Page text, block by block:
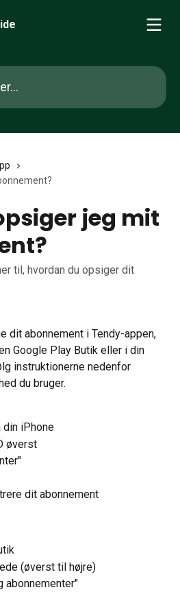
jeg mit
til, hvordan du opsiger dit
dit abonnement i Tendy-appen,
Google Play Butik eller i din
instruktionerne nedenfor
du bruger.
iPhone
øverst
dit abonnement
(øverst til højre)
abonnementer"